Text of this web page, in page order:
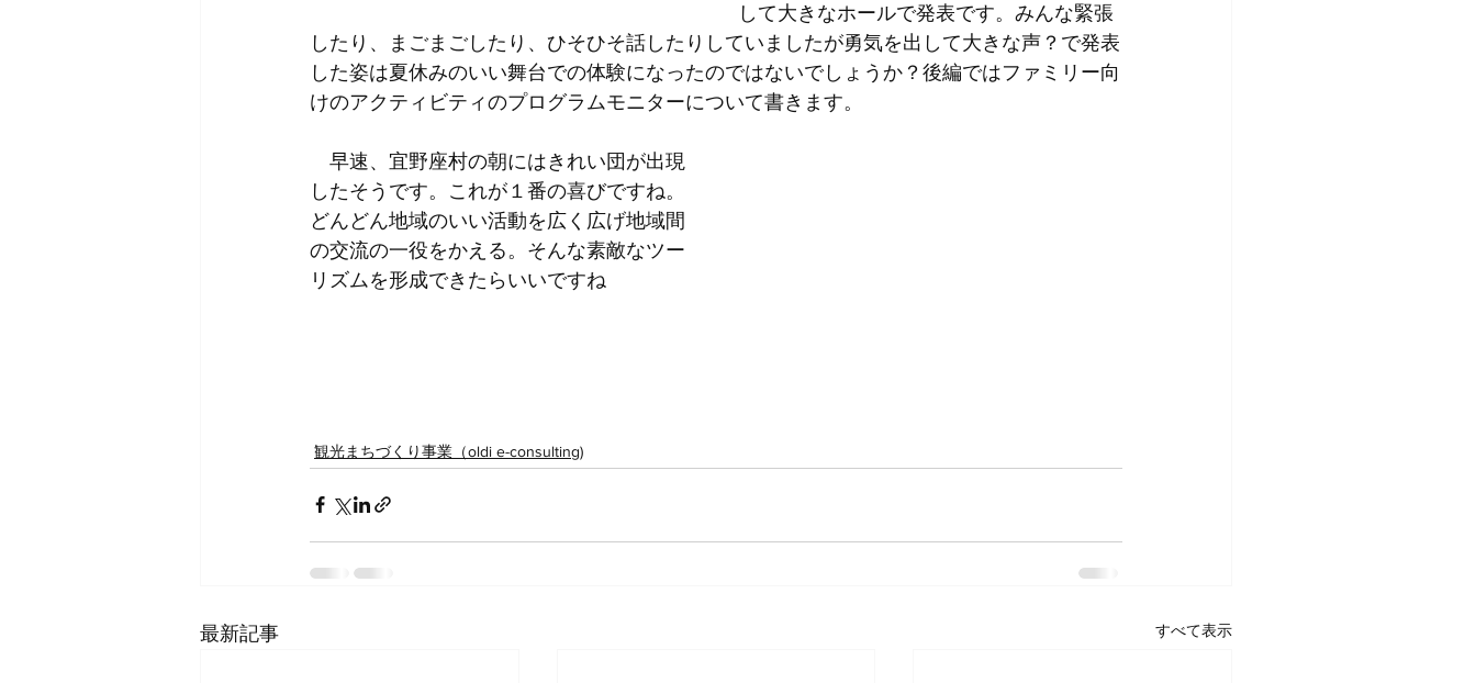
して大きなホールで発表です。みんな緊張
したり、まごまごしたり、ひそひそ話したりしていましたが勇気を出して大きな声？で発表
した姿は夏休みのいい舞台での体験になったのではないでしょうか？後編ではファミリー向
けのアクティビティのプログラムモニターについて書きます。
早速、宜野座村の朝にはきれい団が出現
したそうです。これが１番の喜びですね。
どんどん地域のいい活動を広く広げ地域間
の交流の一役をかえる。そんな素敵なツー
リズムを形成できたらいいですね
観光まちづくり事業（oldi e-consulting)
最新記事 すべて表示